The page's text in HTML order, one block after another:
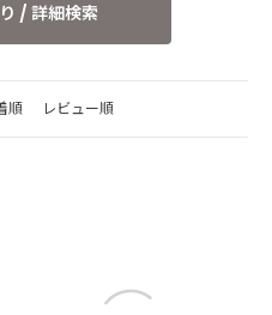
/ 詳細検索
順 レビュー順